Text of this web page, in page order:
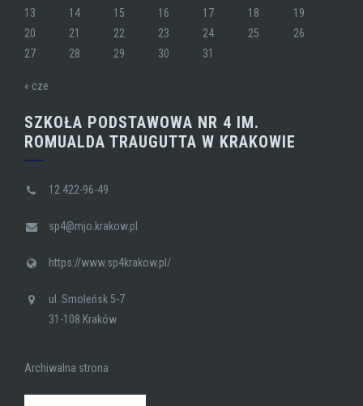
13
14 15 16 17 18
19
20
21 22 23 24 25
26
27
28 29 30 31
« cze
SZKOŁA PODSTAWOWA NR 4 IM.
ROMUALDA TRAUGUTTA W KRAKOWIE
12 422-96-49
sp4@mjo.krakow.pl
https://www.sp4krakow.pl/
ul. Smoleńsk 5-7
31-108 Kraków
Archiwalna strona